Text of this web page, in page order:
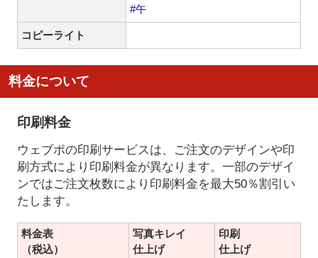
#午
コピーライト
料金について
印刷料金
ウェブポの印刷サービスは、ご注文のデザインや印
刷方式により印刷料金が異なります。一部のデザイ
ンではご注文枚数により印刷料金を最大50％割引い
たします。
料金表
（税込）
写真キレイ
仕上げ
印刷
仕上げ